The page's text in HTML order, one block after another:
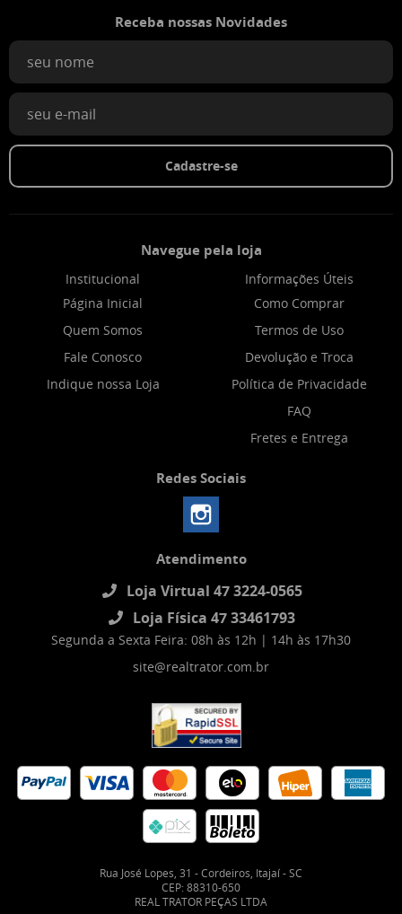
Receba nossas Novidades
Cadastre-se
Navegue pela loja
Institucional
Página Inicial
Quem Somos
Fale Conosco
Indique nossa Loja
Informações Úteis
Como Comprar
Termos de Uso
Devolução e Troca
Política de Privacidade
FAQ
Fretes e Entrega
Redes Sociais
Atendimento
Loja Virtual 47 3224-0565
Loja Física 47 33461793
Segunda a Sexta Feira: 08h às 12h | 14h às 17h30
site@realtrator.com.br
Rua José Lopes, 31 -Cordeiros, Itajaí-SC
CEP: 88310-650
REAL TRATOR PEÇAS LTDA